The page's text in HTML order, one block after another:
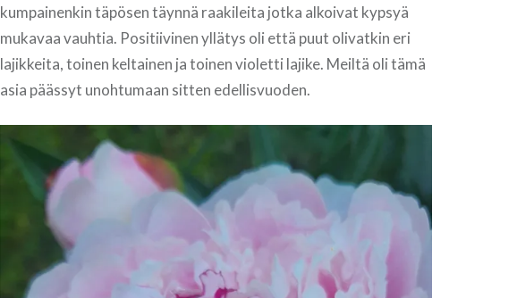
kumpainenkin täpösen täynnä raakileita jotka alkoivat kypsyä
mukavaa vauhtia. Positiivinen yllätys oli että puut olivatkin eri
lajikkeita, toinen keltainen ja toinen violetti lajike. Meiltä oli tämä
asia päässyt unohtumaan sitten edellisvuoden.